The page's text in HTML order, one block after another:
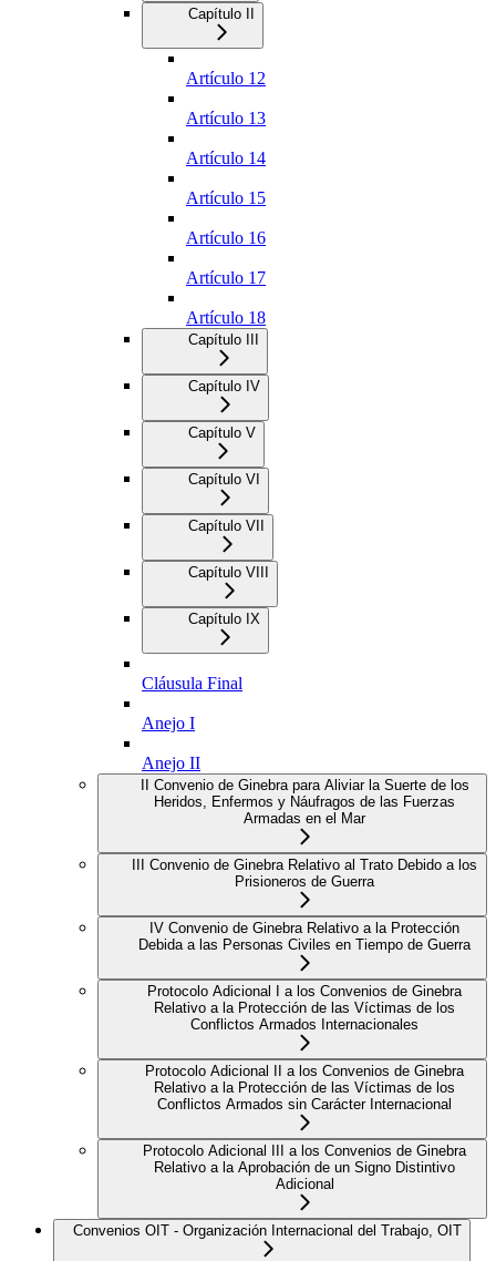
Capítulo II
Artículo 12
Artículo 13
Artículo 14
Artículo 15
Artículo 16
Artículo 17
Artículo 18
Capítulo III
Capítulo IV
Capítulo V
Capítulo VI
Capítulo VII
Capítulo VIII
Capítulo IX
Cláusula Final
Anejo I
Anejo II
II Convenio de Ginebra para Aliviar la Suerte de los
Heridos, Enfermos y Náufragos de las Fuerzas
Armadas en el Mar
III Convenio de Ginebra Relativo al Trato Debido a los
Prisioneros de Guerra
IV Convenio de Ginebra Relativo a la Protección
Debida a las Personas Civiles en Tiempo de Guerra
Protocolo Adicional I a los Convenios de Ginebra
Relativo a la Protección de las Víctimas de los
Conflictos Armados Internacionales
Protocolo Adicional II a los Convenios de Ginebra
Relativo a la Protección de las Víctimas de los
Conflictos Armados sin Carácter Internacional
Protocolo Adicional III a los Convenios de Ginebra
Relativo a la Aprobación de un Signo Distintivo
Adicional
Convenios OIT - Organización Internacional del Trabajo, OIT